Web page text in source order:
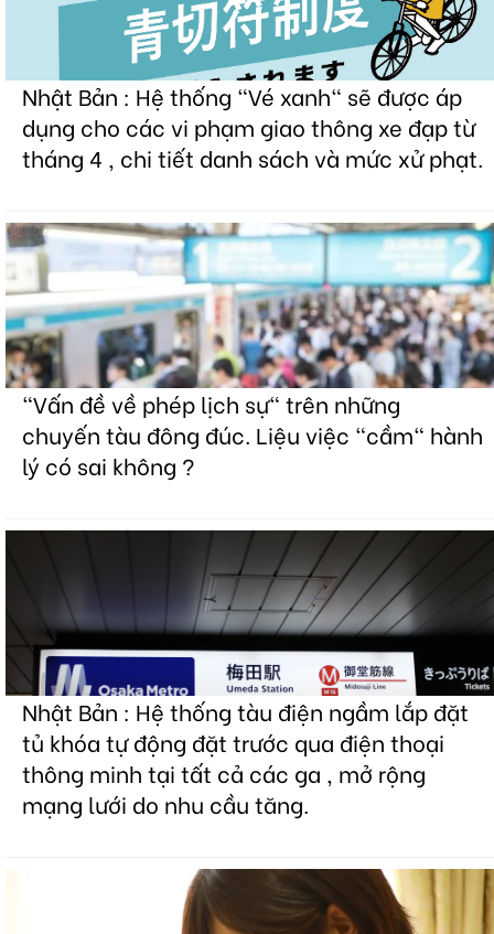
Nhật Bản : Hệ thống "Vé xanh" sẽ được áp
dụng cho các vi phạm giao thông xe đạp từ
tháng 4 , chi tiết danh sách và mức xử phạt.
"Vấn đề về phép lịch sự" trên những
chuyến tàu đông đúc. Liệu việc "cầm" hành
lý có sai không ?
Nhật Bản : Hệ thống tàu điện ngầm lắp đặt
tủ khóa tự động đặt trước qua điện thoại
thông minh tại tất cả các ga , mở rộng
mạng lưới do nhu cầu tăng.